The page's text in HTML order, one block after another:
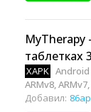
MyTherapy
таблетках
XAPK Android
ARMv8,
Добавил: